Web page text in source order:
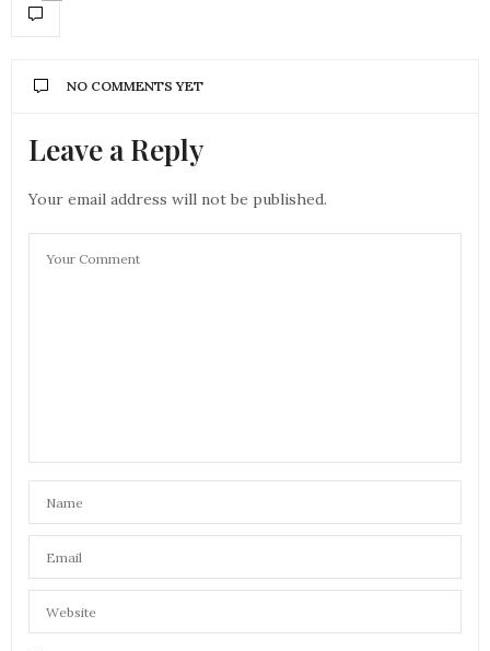
NO COMMENTS YET
Leave a Reply
Your email address will not be published.